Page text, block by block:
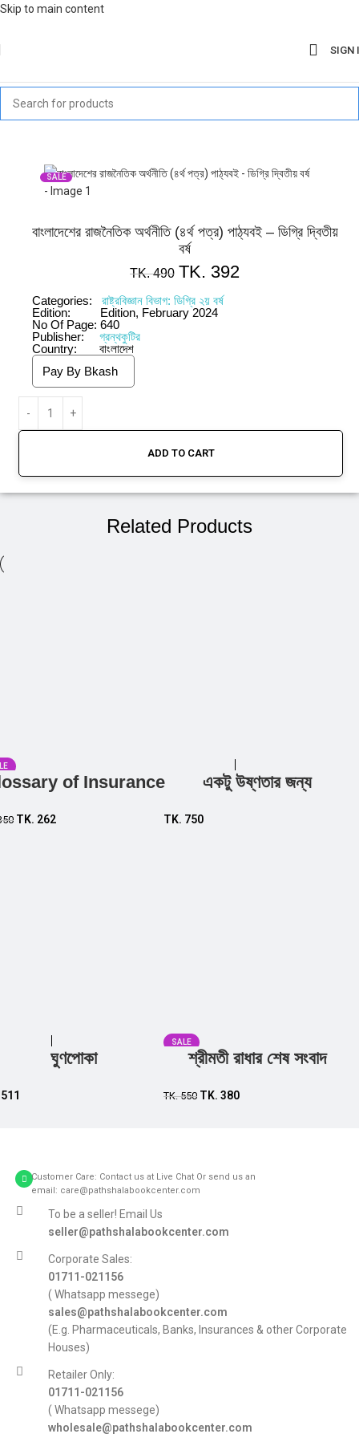
Skip to main content
SIGN
SALE
বাংলাদেশের রাজনৈতিক অর্থনীতি (৪র্থ পত্র) পাঠ্যবই – ডিগ্রি দ্বিতীয়
বর্ষ
TK.490 TK. 392
Categories:
রাষ্ট্রবিজ্ঞান বিভাগ: ডিগ্রি ২য় বর্ষ
Edition:
Edition, February 2024
No Of Page: 640
Publisher:
গ্রন্থকুটির
Country:
বাংলাদেশ
Pay By Bkash
ADD TO CART
Related Products
of Insurance
TK. 262
Add to cart
একটু উষ্ণতার জন্য
TK. 750
Add to cart
ঘুণপোকা
511
SALE
শ্রীমতী রাধার শেষ সংবাদ
TK.550 TK. 380
Customer Care: Contact us at Live Chat Or send us an
email: care@pathshalabookcenter.com
To be a seller! Email Us
seller@pathshalabookcenter.com
Corporate Sales:
01711-021156
( Whatsapp messege)
sales@pathshalabookcenter.com
(E.g. Pharmaceuticals, Banks, Insurances & other Corporate
Houses)
Retailer Only:
01711-021156
( Whatsapp messege)
wholesale@pathshalabookcenter.com